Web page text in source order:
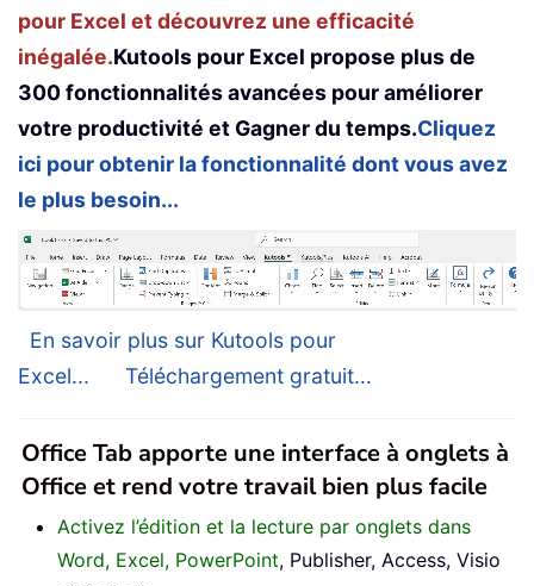
pour Excel et découvrez une efficacité
inégalée.Kutools pour Excel propose plus de
300 fonctionnalités avancées pour améliorer
votre productivité et Gagner du temps.Cliquez
ici pour obtenir la fonctionnalité dont vous avez
le plus besoin...
En savoir plus sur Kutools pour
Excel...
Téléchargement gratuit...
Office Tab apporte une interface à onglets à
Office et rend votre travail bien plus facile
Activez l’édition et la lecture par onglets dans
Word, Excel, PowerPoint, Publisher, Access, Visio